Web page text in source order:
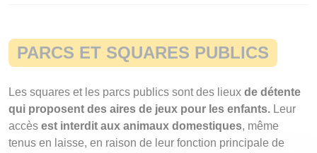
PARCS ET SQUARES PUBLICS
Les squares et les parcs publics sont des lieux de détente
qui proposent des aires de jeux pour les enfants. Leur
accès est interdit aux animaux domestiques, même
tenus en laisse, en raison de leur fonction principale de